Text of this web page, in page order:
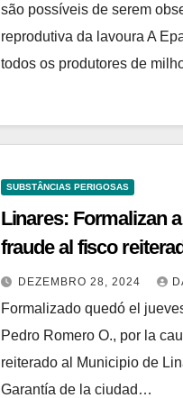
são possíveis de serem
reprodutiva da lavoura A
todos os produtores de
SUBSTÂNCIAS PERIGOSAS
Linares: Formalizan
fraude al fisco
“Caso Cloro”
DEZEMBRO 28, 2024
Formalizado quedó el
Pedro Romero O., por la
reiterado al Municipio de
Garantía de la ciudad…